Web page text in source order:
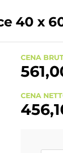
40 x
CENA
CENA